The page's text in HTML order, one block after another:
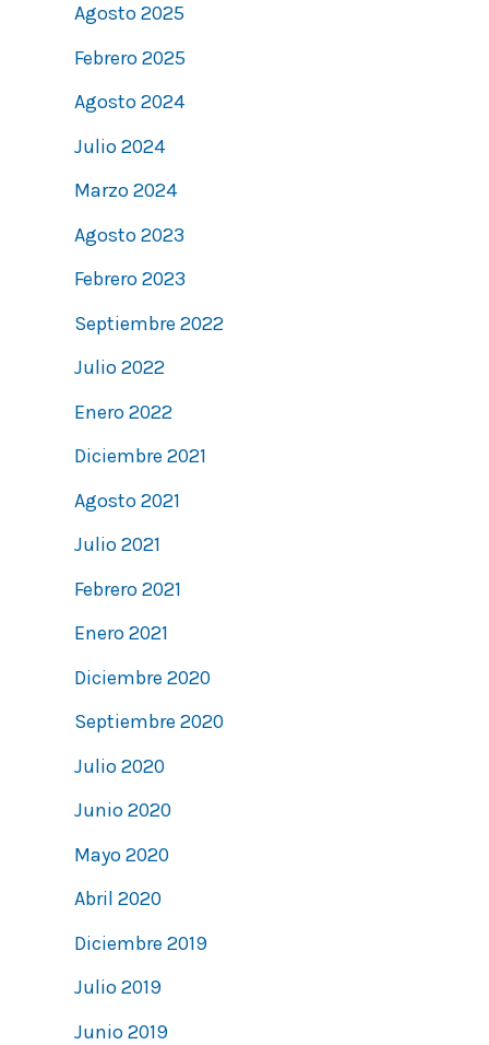
Agosto 2025
Febrero 2025
Agosto 2024
Julio 2024
Marzo 2024
Agosto 2023
Febrero 2023
Septiembre 2022
Julio 2022
Enero 2022
Diciembre 2021
Agosto 2021
Julio 2021
Febrero 2021
Enero 2021
Diciembre 2020
Septiembre 2020
Julio 2020
Junio 2020
Mayo 2020
Abril 2020
Diciembre 2019
Julio 2019
Junio 2019